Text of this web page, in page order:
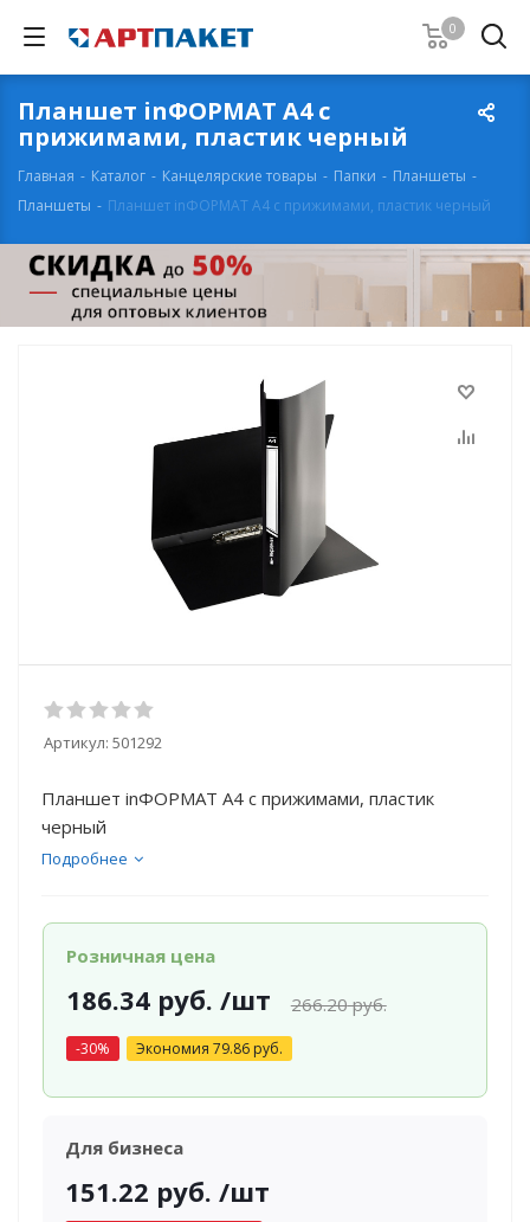
0
Планшет inФОРМАТ А4 с
прижимами, пластик черный
Главная - Каталог - Канцелярские товары - Папки - Планшеты -
Планшеты - Планшет inФОРМАТ А4 с прижимами, пластик черный
Артикул: 501292
Планшет inФОРМАТ А4 с прижимами, пластик
черный
Подробнее
Розничная цена
186.34руб. /шт 266.20руб.
-30% Экономия 79.86руб.
Для бизнеса
151.22 руб. /шт